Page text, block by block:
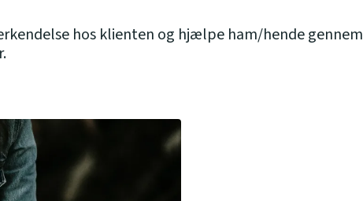
hos klienten og hjælpe ham/hende gennem